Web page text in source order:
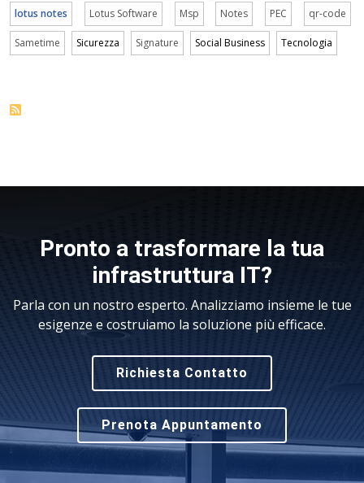
lotus notes Lotus Software Msp Notes PEC qr-code
Sametime Sicurezza Signature Social Business Tecnologia
Pronto a trasformare la tua
infrastruttura IT?
Parla con un nostro esperto. Analizziamo insieme le tue
esigenze e costruiamo la soluzione più efficace.
Richiesta Contatto
Prenota Appuntamento